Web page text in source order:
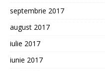
septembrie 2017
august 2017
iulie 2017
iunie 2017